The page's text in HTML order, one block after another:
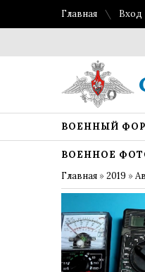
Главная Вход
ВОЕННЫЙ
ВОЕННОЕ
Главная »2019 »